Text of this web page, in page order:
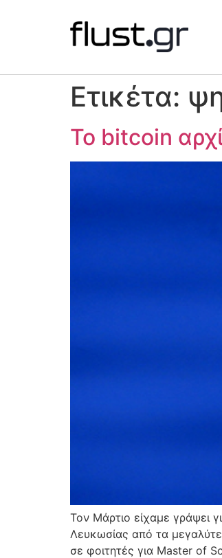
Ετικέτα:
Το bitcoin
Τον Μάρτιο είχαμε γράψει
Λευκωσίας από τα
σε φοιτητές για Master of